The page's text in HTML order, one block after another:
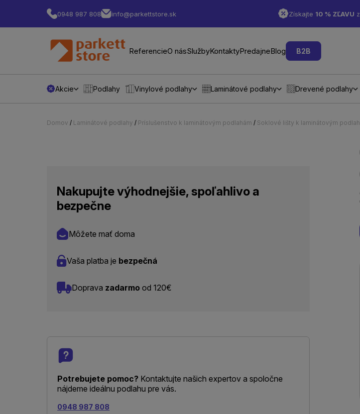
0948 987 808 info@parkettstore.sk Získajte 10 % ZĽAVU
ReferencieO násSlužbyKontaktyPredajneBlog B2B
Akcie Podlahy Vinylové podlahy Laminátové podlahy Drevené podlahy
Domov / Laminátové podlahy / Príslušenstvo k laminátovým podlahám / Soklové lišty k laminátovým
Nakupujte výhodnejšie, spoľahlivo a
bezpečne
Môžete mať doma
Vaša platba je bezpečná
Doprava zadarmo od 120€
Potrebujete pomoc? Kontaktujte našich expertov a spoločne
nájdeme ideálnu podlahu pre vás.
0948 987 808